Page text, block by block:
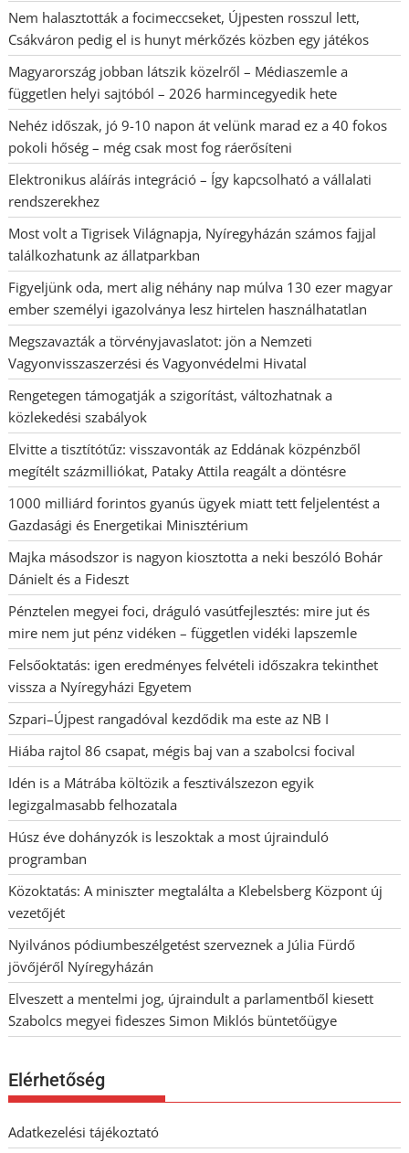
Nem halasztották a focimeccseket, Újpesten rosszul lett,
Csákváron pedig el is hunyt mérkőzés közben egy játékos
Magyarország jobban látszik közelről – Médiaszemle a
független helyi sajtóból – 2026 harmincegyedik hete
Nehéz időszak, jó 9-10 napon át velünk marad ez a 40 fokos
pokoli hőség – még csak most fog ráerősíteni
Elektronikus aláírás integráció – Így kapcsolható a vállalati
rendszerekhez
Most volt a Tigrisek Világnapja, Nyíregyházán számos fajjal
találkozhatunk az állatparkban
Figyeljünk oda, mert alig néhány nap múlva 130 ezer magyar
ember személyi igazolványa lesz hirtelen használhatatlan
Megszavazták a törvényjavaslatot: jön a Nemzeti
Vagyonvisszaszerzési és Vagyonvédelmi Hivatal
Rengetegen támogatják a szigorítást, változhatnak a
közlekedési szabályok
Elvitte a tisztítótűz: visszavonták az Eddának közpénzből
megítélt százmilliókat, Pataky Attila reagált a döntésre
1000 milliárd forintos gyanús ügyek miatt tett feljelentést a
Gazdasági és Energetikai Minisztérium
Majka másodszor is nagyon kiosztotta a neki beszóló Bohár
Dánielt és a Fideszt
Pénztelen megyei foci, dráguló vasútfejlesztés: mire jut és
mire nem jut pénz vidéken – független vidéki lapszemle
Felsőoktatás: igen eredményes felvételi időszakra tekinthet
vissza a Nyíregyházi Egyetem
Szpari–Újpest rangadóval kezdődik ma este az NB I
Hiába rajtol 86 csapat, mégis baj van a szabolcsi focival
Idén is a Mátrába költözik a fesztiválszezon egyik
legizgalmasabb felhozatala
Húsz éve dohányzók is leszoktak a most újrainduló
programban
Közoktatás: A miniszter megtalálta a Klebelsberg Központ új
vezetőjét
Nyilvános pódiumbeszélgetést szerveznek a Júlia Fürdő
jövőjéről Nyíregyházán
Elveszett a mentelmi jog, újraindult a parlamentből kiesett
Szabolcs megyei fideszes Simon Miklós büntetőügye
Elérhetőség
Adatkezelési tájékoztató